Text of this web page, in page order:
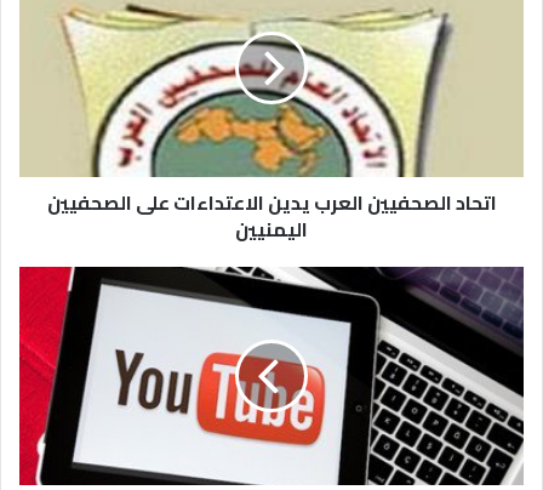
اتحاد الصحفيين العرب يدين الاعتداءات على الصحفيين
اليمنيين